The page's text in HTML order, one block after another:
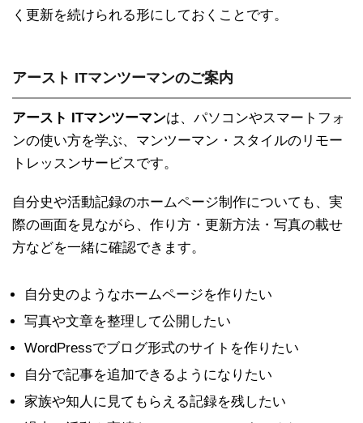
く更新を続けられる形にしておくことです。
アースト ITマンツーマンのご案内
アースト ITマンツーマンは、パソコンやスマートフォ
ンの使い方を学ぶ、マンツーマン・スタイルのリモー
トレッスンサービスです。
自分史や活動記録のホームページ制作についても、実
際の画面を見ながら、作り方・更新方法・写真の載せ
方などを一緒に確認できます。
自分史のようなホームページを作りたい
写真や文章を整理して公開したい
WordPressでブログ形式のサイトを作りたい
自分で記事を追加できるようになりたい
家族や知人に見てもらえる記録を残したい